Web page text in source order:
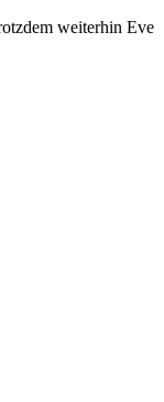
weiterhin Eve